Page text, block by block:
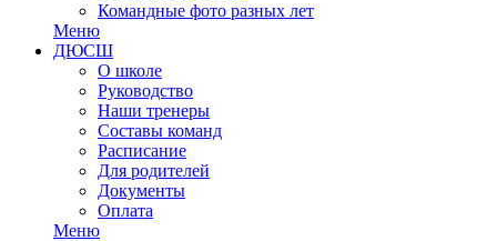
Командные фото разных лет
Меню
ДЮСШ
О школе
Руководство
Наши тренеры
Составы команд
Расписание
Для родителей
Документы
Оплата
Меню